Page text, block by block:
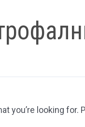
you’re looking for.